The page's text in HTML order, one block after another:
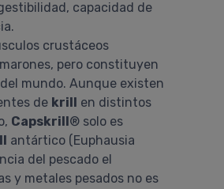
capacidad de
crustáceos
pero constituyen
mundo. Aunque existen
de krill en distintos
Capskrill® solo es
antártico (Euphausia
del pescado el
y metales pesados no es